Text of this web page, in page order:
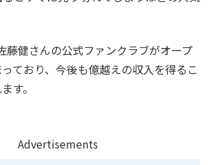
藤健さんの公式ファンクラブがオープ
ており、今後も億越えの収入を得るこ
す。
Advertisements